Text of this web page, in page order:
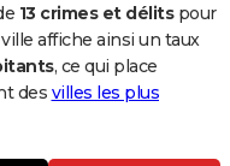
13 crimes et délitspour
affiche ainsi un taux
, ce qui place
des villes les plus